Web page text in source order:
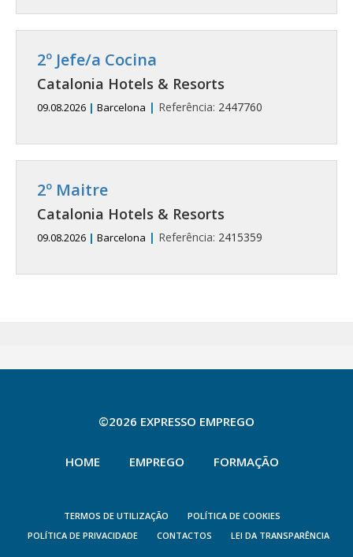
2º Jefe/a Cocina
Catalonia Hotels & Resorts
09.08.2026 | Barcelona | Referência: 2447760
2º Maitre
Catalonia Hotels & Resorts
09.08.2026 | Barcelona | Referência: 2415359
©2026 EXPRESSO EMPREGO
HOME EMPREGO FORMAÇÃO
TERMOS DE UTILIZAÇÃO
POLÍTICA DE COOKIES
POLÍTICA DE PRIVACIDADE
CONTACTOS LEI DA TRANSPARÊNCIA